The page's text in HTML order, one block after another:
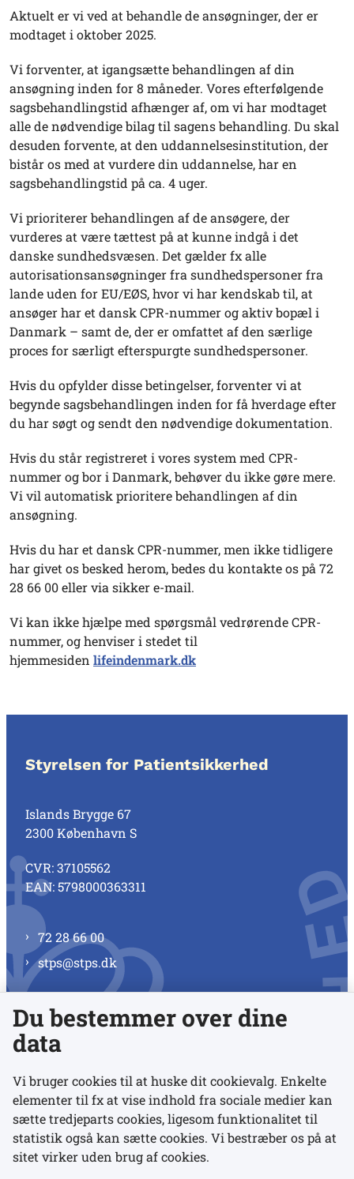
Aktuelt er vi ved at behandle de ansøgninger, der er
modtaget i oktober 2025.
Vi forventer, at igangsætte behandlingen af din
ansøgning inden for 8 måneder. Vores efterfølgende
sagsbehandlingstid afhænger af, om vi har modtaget
alle de nødvendige bilag til sagens behandling. Du skal
desuden forvente, at den uddannelsesinstitution, der
bistår os med at vurdere din uddannelse, har en
sagsbehandlingstid på ca. 4 uger.
Vi prioriterer behandlingen af de ansøgere, der
vurderes at være tættest på at kunne indgå i det
danske sundhedsvæsen. Det gælder fx alle
autorisationsansøgninger fra sundhedspersoner fra
lande uden for EU/EØS, hvor vi har kendskab til, at
ansøger har et dansk CPR-nummer og aktiv bopæl i
Danmark – samt de, der er omfattet af den særlige
proces for særligt efterspurgte sundhedspersoner.
Hvis du opfylder disse betingelser, forventer vi at
begynde sagsbehandlingen inden for få hverdage efter
du har søgt og sendt den nødvendige dokumentation.
Hvis du står registreret i vores system med CPR-
nummer og bor i Danmark, behøver du ikke gøre mere.
Vi vil automatisk prioritere behandlingen af din
ansøgning.
Hvis du har et dansk CPR-nummer, men ikke tidligere
har givet os besked herom, bedes du kontakte os på 72
28 66 00 eller via sikker e-mail.
Vi kan ikke hjælpe med spørgsmål vedrørende CPR-
nummer, og henviser i stedet til
hjemmesiden lifeindenmark.dk
Styrelsen for Patientsikkerhed
Islands Brygge 67
2300 København S
CVR: 37105562
EAN: 5798000363311
72 28 66 00
stps@stps.dk
Se alle kontaktnumre
Links
Udgivelser
Du bestemmer over dine
data
Vi bruger cookies til at huske dit cookievalg. Enkelte
elementer til fx at vise indhold fra sociale medier kan
sætte tredjeparts cookies, ligesom funktionalitet til
statistik også kan sætte cookies. Vi bestræber os på at
sitet virker uden brug af cookies.